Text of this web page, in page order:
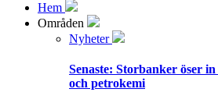
Hem
Områden
Nyheter
Senaste: Storbanker öser
och petrokemi